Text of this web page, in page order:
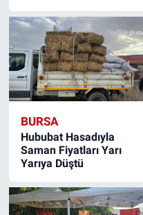
BURSA
Hububat Hasadıyla
Saman Fiyatları Yarı
Yarıya Düştü
Yaşam
Spor
Nöbetçi Eczaneler